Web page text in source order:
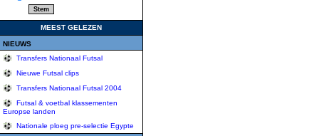
MEEST GELEZEN
NIEUWS
Transfers Nationaal Futsal
Nieuwe Futsal clips
Transfers Nationaal Futsal 2004
Futsal & voetbal klassementen
Europse landen
Nationale ploeg pre-selectie Egypte